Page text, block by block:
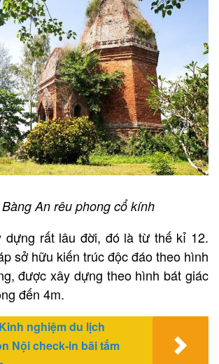
An rêu phong cổ kính
dựng rất lâu đời, đó là từ thế kỉ 12.
sở hữu kiến trúc độc đáo theo hình
được xây dựng theo hình bát giác
đến 4m.
Kinh nghiệm du lịch
Nội check-in bãi tắm